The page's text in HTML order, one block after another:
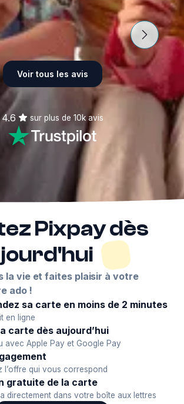
Voir tous les avis
4.6 sur plus de 10kavis
Pixpay dès
la vie et faites plaisir à votre
ado !
sa carte en moins de 2 minutes
en ligne
carte dès aujourd’hui
avec Apple Pay et Google Pay
l’offre qui vous correspond
gratuite de la carte
directement dans votre boîte aux lettres